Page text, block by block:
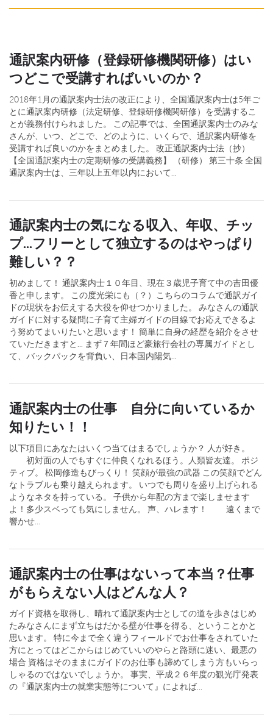
通訳案内研修（登録研修機関研修）はい
つどこで受講すればいいのか？
2018年1月の通訳案内士法の改正により、全国通訳案内士は5年ご
とに通訳案内研修（法定研修、登録研修機関研修）を受講するこ
とが義務付けられました。 この記事では、全国通訳案内士のみな
さんが、いつ、どこで、どのように、いくらで、通訳案内研修を
受講すれば良いのかをまとめました。 改正通訳案内士法（抄）
【全国通訳案内士の定期研修の受講義務】 （研修） 第三十条 全国
通訳案内士は、三年以上五年以内において...
通訳案内士の気になる収入、年収、チッ
プ...フリーとして独立するのはやっぱり
難しい？？
初めまして！ 通訳案内士１０年目、現在３歳児子育て中の吉田優
香と申します。 この度光栄にも（？）こちらのコラムで通訳ガイ
ドの現状をお伝えする大役を仰せつかりました。 みなさんの通訳
ガイドに対する疑問に子育て主婦ガイドの目線でお応えできるよ
う努めてまいりたいと思います！ 簡単に自身の経歴を紹介をさせ
ていただきますと... まず７年間ほど豪旅行会社の専属ガイドとし
て、バックパックを背負い、日本国内陽気...
通訳案内士の仕事 自分に向いているか
知りたい！！
以下項目にあなたはいくつ当てはまるでしょうか？ 人が好き。
初対面の人でもすぐに仲良くなれるほう。人類皆友達。 ポジ
ティブ。 松岡修造もびっくり！ 笑顔が最強の武器 この笑顔でどん
なトラブルも乗り越えられます。 いつでも周りを盛り上げられる
ようなネタを持っている。 子供から年配の方まで楽しませます
よ！多少スベっても気にしません。 声、ハレます！ 遠くまで
響かせ...
通訳案内士の仕事はないって本当？仕事
がもらえない人はどんな人？
ガイド資格を取得し、晴れて通訳案内士としての道を歩きはじめ
たみなさんにまず立ちはだかる壁が仕事を得る、ということかと
思います。 特に今まで全く違うフィールドでお仕事をされていた
方にとってはどこからはじめていいのやらと路頭に迷い、最悪の
場合 資格はそのままにガイドのお仕事も諦めてしまう方もいらっ
しゃるのではないでしょうか。 事実、平成２６年度の観光庁発表
の『通訳案内士の就業実態等について』によれば...